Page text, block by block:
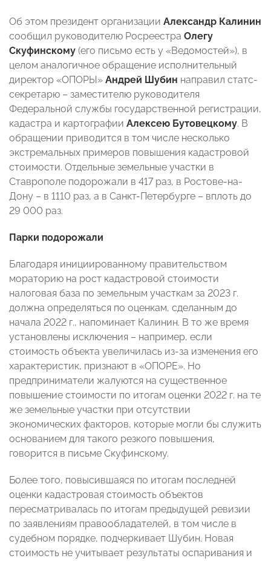
Об этом президент организации Александр Калинин
сообщил руководителю Росреестра Олегу
Скуфинскому (его письмо есть у «Ведомостей»), в
целом аналогичное обращение исполнительный
директор «ОПОРЫ» Андрей Шубин направил статс-
секретарю – заместителю руководителя
Федеральной службы государственной регистрации,
кадастра и картографии Алексею Бутовецкому. В
обращении приводится в том числе несколько
экстремальных примеров повышения кадастровой
стоимости. Отдельные земельные участки в
Ставрополе подорожали в 417 раз, в Ростове-на-
Дону – в 1110 раз, а в Санкт-Петербурге – вплоть до
29 000 раз.
Парки подорожали
Благодаря инициированному правительством
мораторию на рост кадастровой стоимости
налоговая база по земельным участкам за 2023 г.
должна определяться по оценкам, сделанным до
начала 2022 г., напоминает Калинин. В то же время
установлены исключения – например, если
стоимость объекта увеличилась из-за изменения его
характеристик, признают в «ОПОРЕ». Но
предприниматели жалуются на существенное
повышение стоимости по итогам оценки 2022 г. на те
же земельные участки при отсутствии
экономических факторов, которые могли бы служить
основанием для такого резкого повышения,
говорится в письме Скуфинскому.
Более того, повысившаяся по итогам последней
оценки кадастровая стоимость объектов
пересматривалась по итогам предыдущей ревизии
по заявлениям правообладателей, в том числе в
судебном порядке, подчеркивает Шубин. Новая
стоимость не учитывает результаты оспаривания и